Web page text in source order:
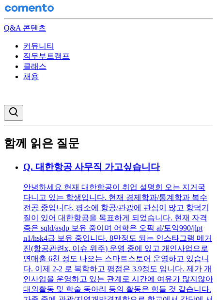
Q&A 콘텐츠
커뮤니티
직무부트캠프
클래스
채용
함께 읽은 질문
Q. 대한항공 사무직 가고싶습니다
안녕하세요 현재 대한항공이 취업 설명회 오는 지거국
다니고 있는 학생입니다. 현재 경제학과/통계학과 복수
전공 중입니다. 평소에 항공/관광에 관심이 많고 항덕기
질이 있어 대한항공을 목표하게 되었습니다. 현재 자격
증은 sqld/asdp 보유 중이며 어학은 오픽 al/토익990/jlpt
n1/hsk4급 보유 중입니다. 8만정도 되는 인스타그램 메거
진(항공관련x, 이슈 위주) 운영 중에 있고 개인사업으로
연매출 6천 정도 나오는 스마트스토어 운영하고 있습니
다. 이제 2-2 로 복학하고 평점은 3.9정도 입니다. 제가 개
인사업을 운영하고 있는 관계로 시간에 여유가 많지않아
대외활동 및 학술 동아리 등의 활동은 힘들 것 같습니다.